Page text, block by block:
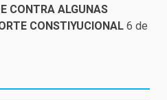
CONTRA ALGUNAS
CONSTIYUCIONAL 6 de